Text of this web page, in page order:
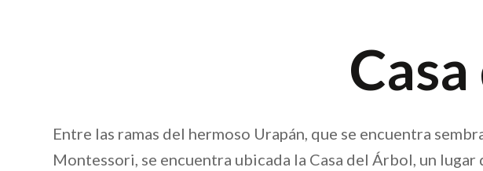
Entre las ramas del hermoso Urapán, que se encuentra
Montessori, se encuentra ubicada la Casa del Árbol, un